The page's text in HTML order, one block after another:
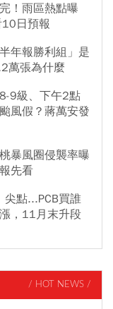
！雨區熱點曝
日預報
年報勝利組」是
萬張為什麼
9級、下午2點
風假？蔣萬安發
暴風圈侵襲率曝
先看
尖點...PCB買誰
，11月末升段
/ HOT NEWS /